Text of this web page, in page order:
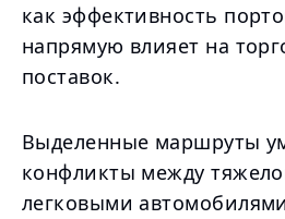
как эффективность
напрямую влияет на
поставок.
Выделенные маршруты
конфликты между
легковыми